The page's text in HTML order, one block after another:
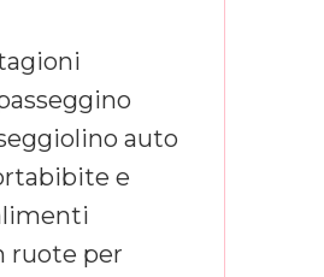
auto
e
ruote per